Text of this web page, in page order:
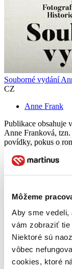
Môžeme
Aby sme vedeli,
vám zobraziť tie
Niektoré sú
vôbec
cookies, ktoré
Souborné vydání
CZ
Anne Frank
Publikace obsahuje
Anne Franková,
povídky, pokus o
46,40 €
Tento produkt
posnažíme sa
Pridať do
Vložiť do